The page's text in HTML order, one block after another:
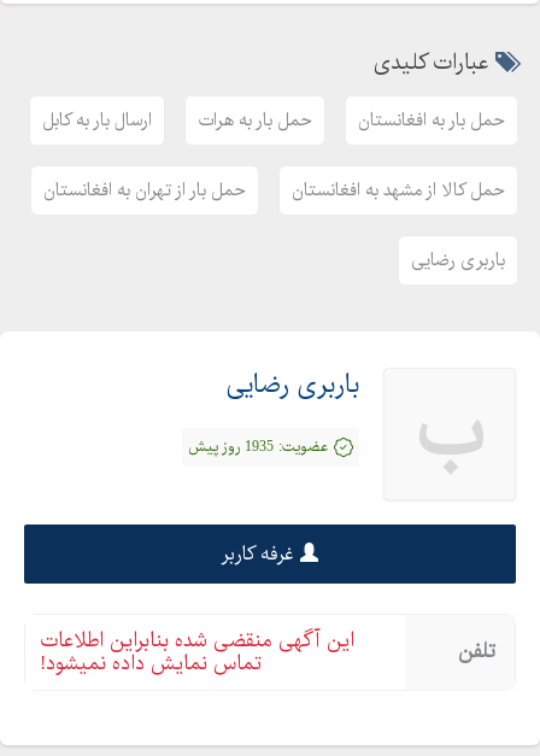
عبارات کلیدی
حمل بار به افغانستان حمل بار به هرات ارسال بار به کابل
حمل کالا از مشهد به افغانستان حمل بار از تهران به افغانستان
باربری رضایی
ب باربری رضایی
عضویت: 1935 روز پیش
غرفه کاربر
تلفن این آگهی منقضی شده بنابراین اطلاعات
تماس نمایش داده نمیشود!